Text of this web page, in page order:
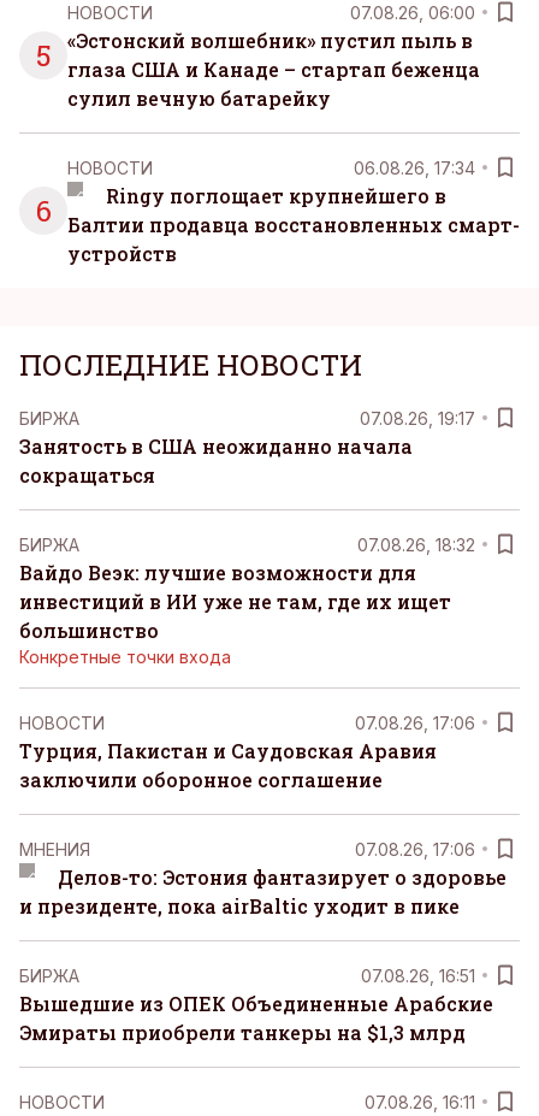
5
НОВОСТИ 07.08.26, 06:00
«Эстонский волшебник» пустил пыль в
глаза США и Канаде – стартап беженца
сулил вечную батарейку
6
НОВОСТИ 06.08.26, 17:34
Ringy поглощает крупнейшего в
Балтии продавца восстановленных смарт-
устройств
ПОСЛЕДНИЕ НОВОСТИ
БИРЖА 07.08.26, 19:17
Занятость в США неожиданно начала
сокращаться
БИРЖА 07.08.26, 18:32
Вайдо Веэк: лучшие возможности для
инвестиций в ИИ уже не там, где их ищет
большинство
Конкретные точки входа
НОВОСТИ 07.08.26, 17:06
Турция, Пакистан и Саудовская Аравия
заключили оборонное соглашение
MНЕНИЯ 07.08.26, 17:06
Делов-то: Эстония фантазирует о здоровье
и президенте, пока airBaltic уходит в пике
БИРЖА 07.08.26, 16:51
Вышедшие из ОПЕК Объединенные Арабские
Эмираты приобрели танкеры на $1,3 млрд
НОВОСТИ 07.08.26, 16:11